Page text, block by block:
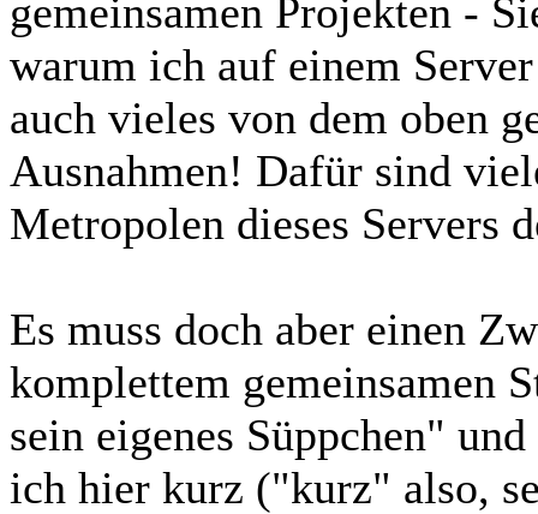
gemeinsamen Projekten -
warum ich auf einem
auch vieles von dem oben
Ausnahmen! Dafür sind
Metropolen dieses Servers
Es muss doch aber einen
komplettem gemeinsamen
sein eigenes Süppchen"
ich hier kurz ("kurz" also,